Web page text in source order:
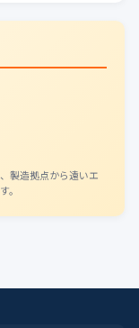
製造拠点から遠いエ
。